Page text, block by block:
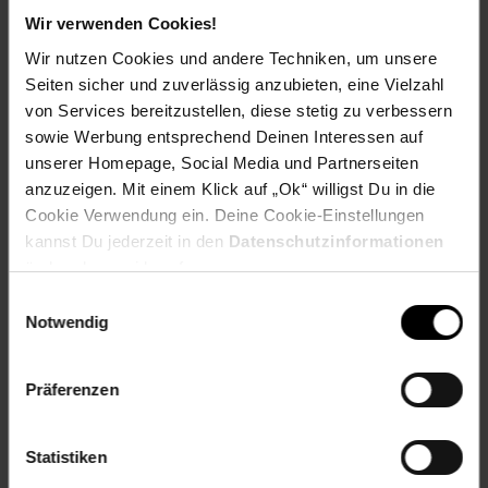
Wir verwenden Cookies!
Wir nutzen Cookies und andere Techniken, um unsere
Seiten sicher und zuverlässig anzubieten, eine Vielzahl
von Services bereitzustellen, diese stetig zu verbessern
sowie Werbung entsprechend Deinen Interessen auf
unserer Homepage, Social Media und Partnerseiten
anzuzeigen. Mit einem Klick auf „Ok“ willigst Du in die
Cookie Verwendung ein. Deine Cookie-Einstellungen
kannst Du jederzeit in den Datenschutzinformationen
ändern bzw. widerrufen.
Notwendig
Präferenzen
Statistiken
Versandinformationen
Herstellerinformationen
Fußzeile
Weitere Online-Angebote
Netto Reisen TV-Shop Weinwelt
Rezeptwelt Karriere